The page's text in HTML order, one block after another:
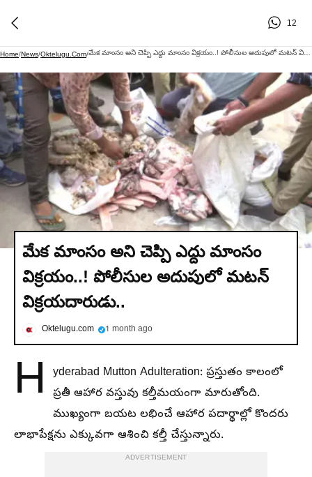
12
Home/News/Oktelugu.com/
మేక మాంసం అని చెప్పి ఎద్దు మాంసం
విక్రయం..! పోలీసుల అదుపులో మటన్
విక్రయదారుడు..
Oktelugu.com 1 month ago
H
yderabad Mutton Adulteration: ప్రస్తుతం కాలంలో
ప్రతీ ఆహార వస్తువు కల్తీమయంగా మారుతోంది.
ముఖ్యంగా బయట లభించే ఆహార పదార్థాల్లో కొందరు
లాభాపేక్షను ఎక్కువగా ఆశించి కల్తీ చేస్తున్నారు.
ADVERTISEMENT